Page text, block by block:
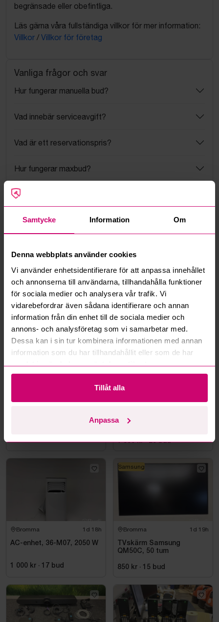
Samtycke Information Om
Denna webbplats använder cookies
Vi använder enhetsidentifierare för att anpassa innehållet
och annonserna till användarna, tillhandahålla funktioner
för sociala medier och analysera vår trafik. Vi
vidarebefordrar även sådana identifierare och annan
information från din enhet till de sociala medier och
annons- och analysföretag som vi samarbetar med.
Dessa kan i sin tur kombinera informationen med annan
information som du har tillhandahållit eller som de har
samlat in när du har använt deras tjänster.
Tillåt alla
Anpassa
begränsade eller obefintliga.
Läs gärna våra fullständiga villkor för mer information:
Villkor / Villkor för företag
Vanliga frågor och svar
Hur fungerar manuella bud?
Vad innebär serviceavgift?
Vad är ett reservationspris?
Hur fungerar maxbud?
Hur fungerar budmotorn?
Kan jag ångra ett bud?
Läs fler frågor och svar
Mer från samma kategori
Haninge 8d 20h Bromma 1d 19h
Datorskärm AOC
CU34E4CW, 34 tum
1 350 kr ·23 bud
Bromma 1d 18h
AC-enhet, 36-M07, 2050 W
1 000 kr · 17 bud
Bromma 1d 19h
TVskärm Samsung
QM50C, 50 tum
850 kr · 15 bud
Samsung